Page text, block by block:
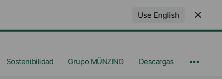
Use English
Sostenibilidad Grupo MÜNZING Descargas